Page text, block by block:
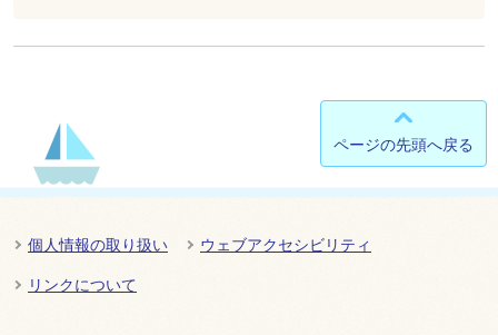
ページの先頭へ戻る
個人情報の取り扱い ウェブアクセシビリティ
リンクについて